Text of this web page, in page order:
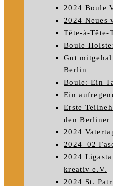
2024 Boule
2024 Neues
Tête-à-
Boule
Gut
Berlin
Boule: Ein
Ein
Erste
den Berliner
2024
2024_02
2024
kreativ e.V.
2024 St.